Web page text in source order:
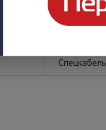
Спецкабель